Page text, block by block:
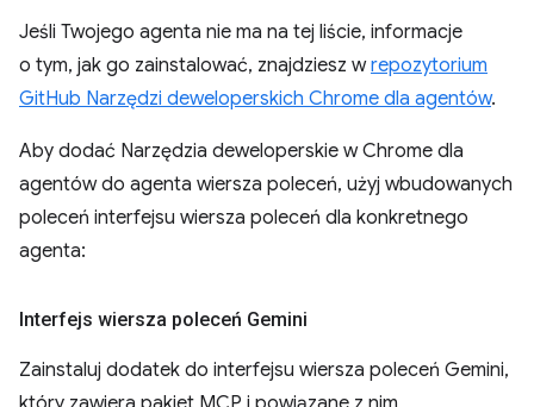
Jeśli Twojego agenta nie ma na tej liście, informacje
o tym, jak go zainstalować, znajdziesz wrepozytorium
GitHub Narzędzi deweloperskich Chrome dla agentów.
Aby dodać Narzędzia deweloperskie w Chrome dla
agentów do agenta wiersza poleceń, użyj wbudowanych
poleceń interfejsu wiersza poleceń dla konkretnego
agenta:
Interfejs wiersza poleceń Gemini
Zainstaluj dodatek do interfejsu wiersza poleceń Gemini,